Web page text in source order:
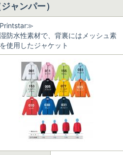
ジャンパー）
防水性素材で、背裏にはメッシュ素
使用したジャケット